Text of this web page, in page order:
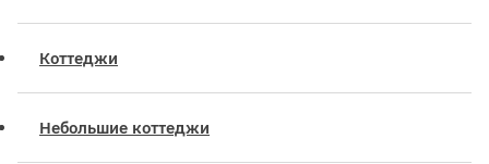
Коттеджи
Небольшие коттеджи